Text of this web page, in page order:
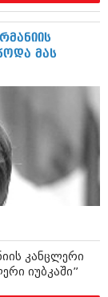
მას
კანცლერი
იუბკაში”